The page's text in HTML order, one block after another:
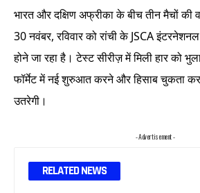
भारत और दक्षिण अफ्रीका के बीच तीन मैचों
30 नवंबर, रविवार को रांची के JSCA
होने जा रहा है। टेस्ट सीरीज़ में मिली हार को
फॉर्मेट में नई शुरुआत करने और हिसाब चुकता
उतरेगी।
- Advertisement -
RELATED NEWS